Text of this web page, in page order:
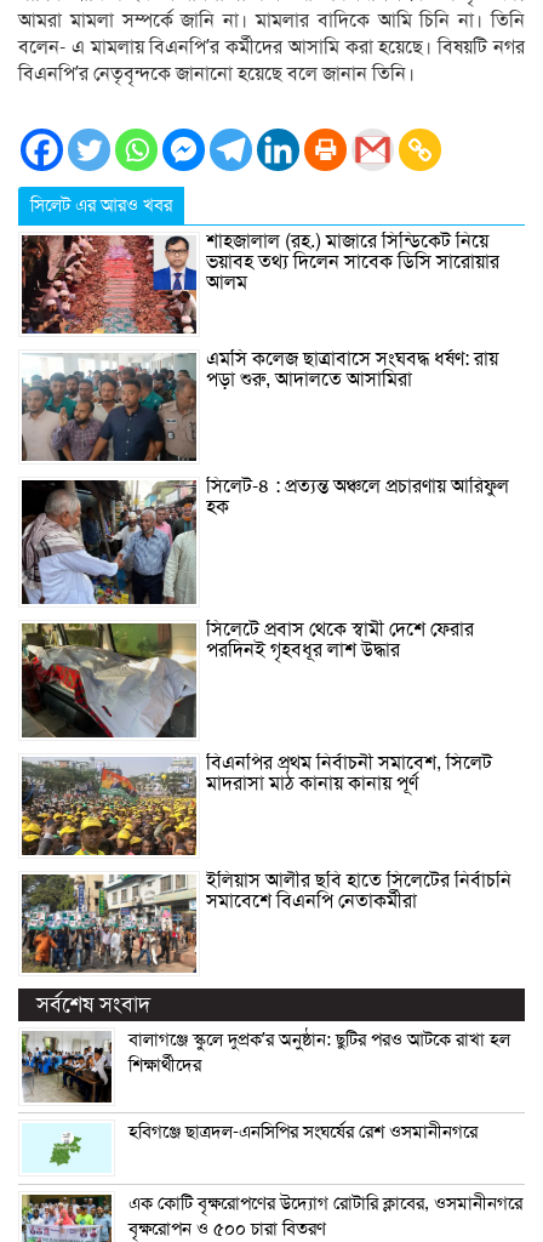
আমরা মামলা সম্পর্কে জানি না। মামলার বাদিকে আমি চিনি না। তিনি
বলেন- এ মামলায় বিএনপি’র কর্মীদের আসামি করা হয়েছে। বিষয়টি নগর
বিএনপি’র নেতৃবৃন্দকে জানানো হয়েছে বলে জানান তিনি।
সিলেট এর আরও খবর
শাহজালাল (রহ.) মাজারে সিন্ডিকেট নিয়ে
ভয়াবহ তথ্য দিলেন সাবেক ডিসি সারোয়ার
আলম
এম‌সি কলেজ ছাত্রাবাসে সংঘবদ্ধ ধর্ষণ: রায়
পড়া শুরু, আদালতে আসামিরা
সিলেট-৪ : প্রত্যন্ত অঞ্চলে প্রচারণায় আরিফুল
হক
সিলেটে প্রবাস থেকে স্বামী দেশে ফেরার
পরদিনই গৃহবধূর লাশ উদ্ধার
বিএনপির প্রথম নির্বাচনী সমাবেশ, সিলেট
মাদরাসা মাঠ কানায় কানায় পূর্ণ
ইলিয়াস আলীর ছবি হাতে সিলেটের নির্বাচনি
সমাবেশে বিএনপি নেতাকর্মীরা
সর্বশেষ সংবাদ
বালাগঞ্জে স্কুলে দুপ্রক’র অনুষ্ঠান: ছুটির পরও আটকে রাখা হল
শিক্ষার্থীদের
হবিগঞ্জে ছাত্রদল-এনসিপির সংঘর্ষের রেশ ওসমানীনগরে
এক কোটি বৃক্ষরোপণের উদ্যোগ রোটারি ক্লাবের, ওসমানীনগরে
বৃক্ষরোপন ও ৫০০ চারা বিতরণ